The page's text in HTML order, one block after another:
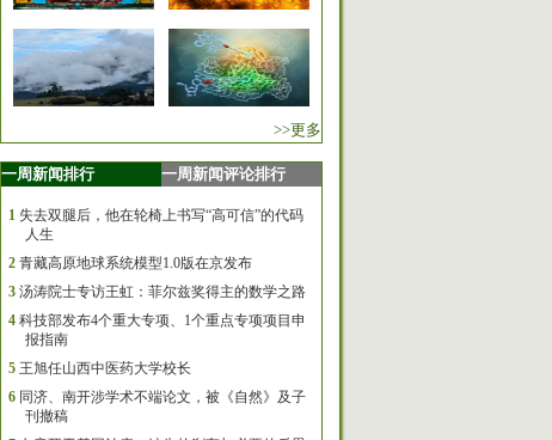
>>更多
一周新闻排行 一周新闻评论排行
1 失去双腿后，他在轮椅上书写“高可信”的代码
人生
2 青藏高原地球系统模型1.0版在京发布
3 汤涛院士专访王虹：菲尔兹奖得主的数学之路
4 科技部发布4个重大专项、1个重点专项项目申
报指南
5 王旭任山西中医药大学校长
6 同济、南开涉学术不端论文，被《自然》及子
刊撤稿